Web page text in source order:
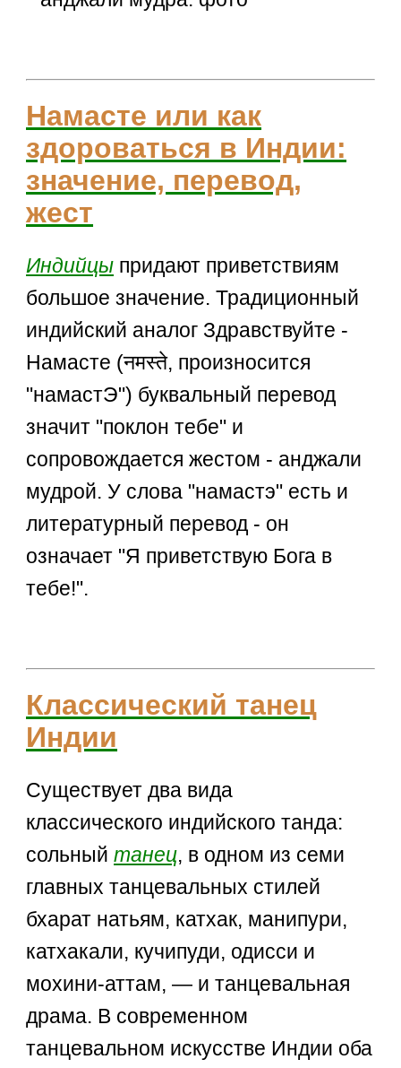
Намасте или как
здороваться в Индии:
значение, перевод,
жест
Индийцы придают приветствиям
большое значение. Традиционный
индийский аналог Здравствуйте -
Намасте (नमस्ते, произносится
"намастЭ") буквальный перевод
значит "поклон тебе" и
сопровождается жестом - анджали
мудрой. У слова "намастэ" есть и
литературный перевод - он
означает "Я приветствую Бога в
тебе!".
Классический танец
Индии
Существует два вида
классического индийского танда:
сольныйтанец, в одном из семи
главных танцевальных стилей
бхарат натьям, катхак, манипури,
катхакали, кучипуди, одисси и
мохини-аттам, — и танцевальная
драма. В современном
танцевальном искусстве Индии оба